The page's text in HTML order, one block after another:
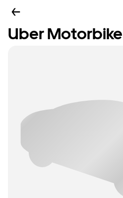
Uber Motorbike